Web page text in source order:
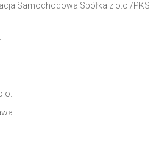
Samochodowa Spółka z o.o./PKS